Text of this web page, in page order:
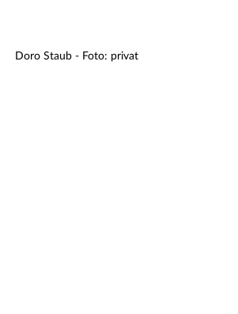
Doro Staub - Foto: privat